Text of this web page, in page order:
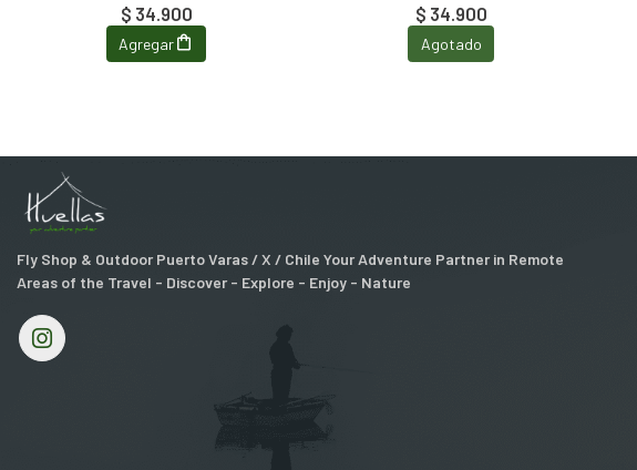
$ 34.900
Agregar
$ 34.900
Agotado
Fly Shop & Outdoor Puerto Varas / X / Chile Your Adventure Partner in Remote
Areas of the Travel - Discover - Explore - Enjoy - Nature